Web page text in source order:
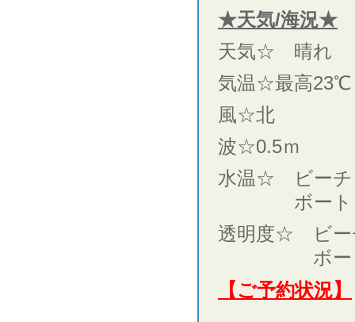
★天気/海況★
天気☆ 晴れ
気温☆最高
風☆北
波☆0.5ｍ
水温☆ ビー
ボート 水
透明度☆ ビー
ボート
【ご予約状況】